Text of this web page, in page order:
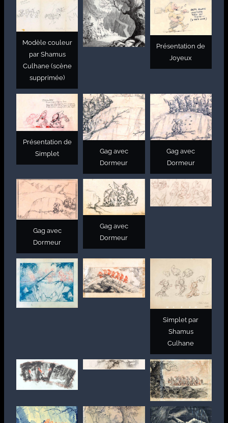
Modèle couleur
par Shamus
Culhane (scène
supprimée)
Présentation de
Joyeux
Présentation de
Simplet
Gag avec
Dormeur
Gag avec
Dormeur
Gag avec
Dormeur
Gag avec
Dormeur
Simplet par
Shamus
Culhane